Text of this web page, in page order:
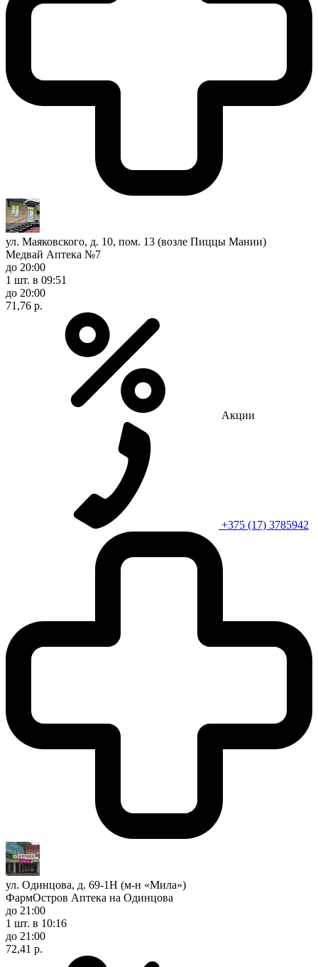
ул. Маяковского, д. 10, пом. 13 (возле Пиццы Мании)
Медвай Аптека №7
до 20:00
1 шт. в 09:51
до 20:00
71,76 р.
Акции
+375 (17) 3785942
ул. Одинцова, д. 69-1Н (м-н «Мила»)
ФармОстров Аптека на Одинцова
до 21:00
1 шт. в 10:16
до 21:00
72,41 р.